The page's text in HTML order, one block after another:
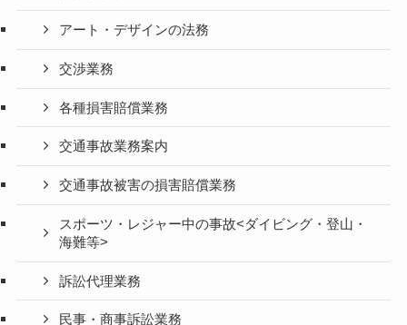
アート・デザインの法務
交渉業務
各種損害賠償業務
交通事故業務案内
交通事故被害の損害賠償業務
スポーツ・レジャー中の事故<ダイビング・登山・
海難等>
訴訟代理業務
民事・商事訴訟業務